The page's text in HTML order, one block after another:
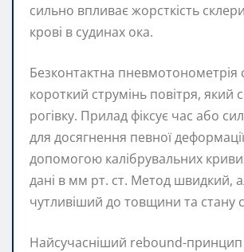
сильно впливає жорсткість
крові в судинах ока.
Безконтактна пневмотонометрія
короткий струмінь повітря, який
рогівку. Прилад фіксує час або
для досягнення певної
допомогою калібрувальних
дані в мм рт. ст. Метод швидкий,
чутливіший до товщини та стану
Найсучасніший rebound-принцип